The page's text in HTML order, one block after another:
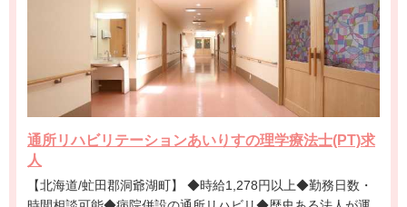
通所リハビリテーションあいりすの理学療法士(PT)求
人
【北海道/虻田郡洞爺湖町】 ◆時給1,278円以上◆勤務日数・